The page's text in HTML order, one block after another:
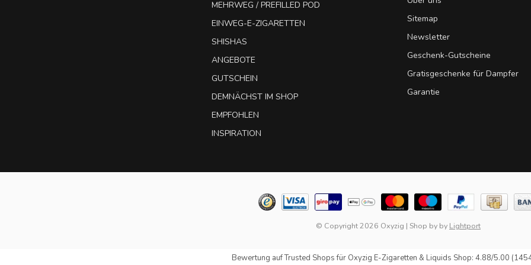
MEHRWEG / PREFILLED POD
EINWEG-E-ZIGARETTEN
SHISHAS
ANGEBOTE
GUTSCHEIN
DEMNÄCHST IM SHOP
EMPFOHLEN
INSPIRATION
Sitemap
Newsletter
Geschenk-Gutscheine
Gratisgeschenke für Dampfer
Garantie
© Copyright 2026 Oxyzig | Shop by by Lightport
Bewertung aufTrusted Shopsfür Oxyzig E-Zigaretten & Liquids Shop: 4.88/5.00